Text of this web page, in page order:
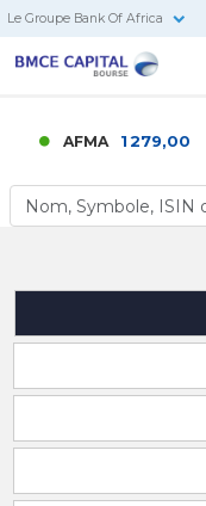
Le Groupe Bank Of Africa
AFMA 1 279,00